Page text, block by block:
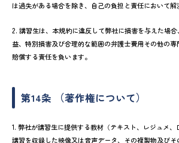
は過失がある場合を除き、自己の負担と責任において解
2. 講習生は、本規約に違反して弊社に損害を与えた場
益、特別損害及び合理的な範囲の弁護士費用その他の
賠償する責任を負います。
第14条 （著作権について）
1. 弊社が講習生に提供する教材（テキスト、レジュメ、
講習を収録した映像又は音声データ、その複製物及び